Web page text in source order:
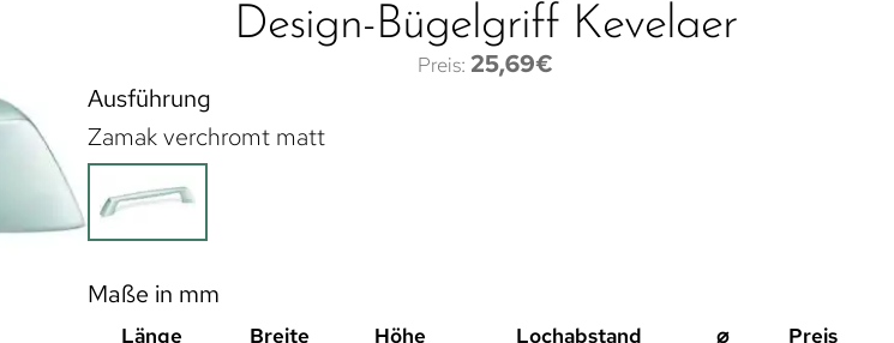
Design-Bügelgriff Kevelaer
25,69€
Ausführung
Zamak verchromt matt
Maße in mm
Länge Breite Höhe Lochabstand ⌀
Preis